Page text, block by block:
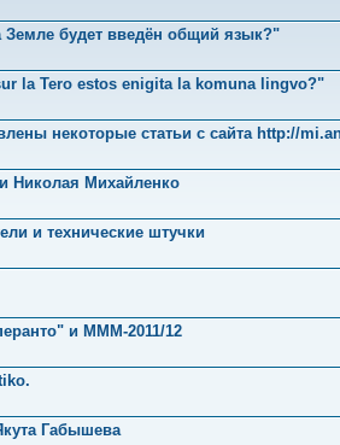
Земле будет введён общий язык?"
la Tero estos enigita la komuna lingvo?"
некоторые статьи с сайта http://
Николая Михайленко
и технические штучки
и MMM-2011/12
Габышева